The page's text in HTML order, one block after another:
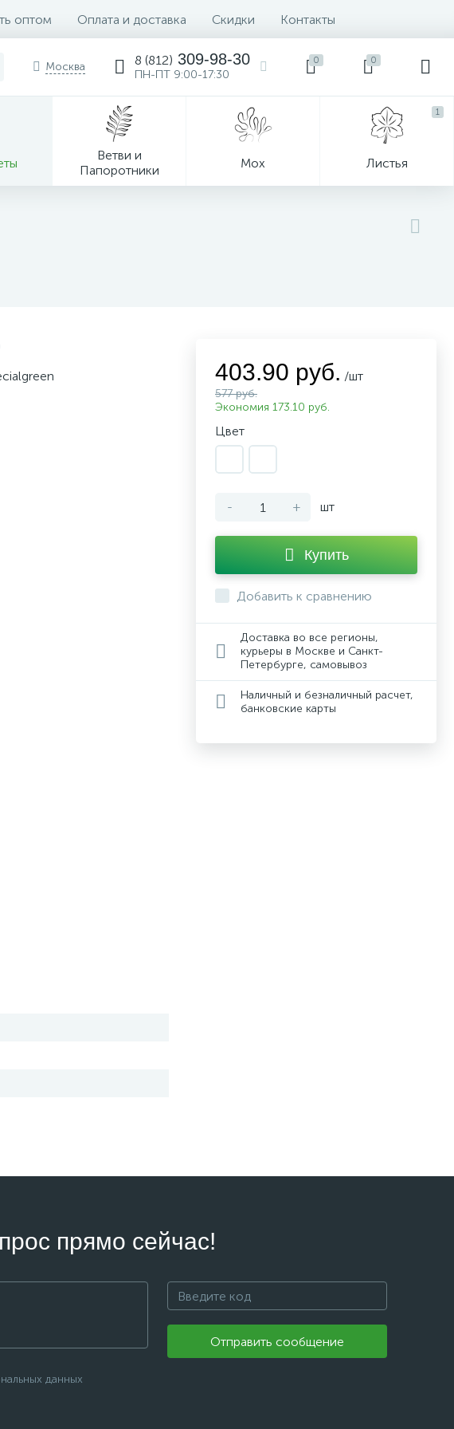
оптом Оплата и доставка Скидки Контакты
Москва 8 (812) 309-98-30
ПН-ПТ 9:00-17:30
0 0
Ветви и
Папоротники
Мох Листья
1
403.90 руб. /шт
577 руб.
Экономия 173.10 руб.
Цвет
- + шт
Купить
Добавить к сравнению
Доставка во все регионы,
курьеры в Москве и Санкт-
Петербурге, самовывоз
Наличный и безналичный расчет,
банковские карты
прямо сейчас!
Отправить сообщение
данных